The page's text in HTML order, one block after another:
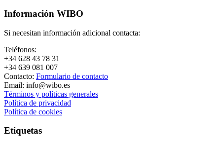
Información WIBO
Si necesitan información adicional contacta:
Teléfonos:
+34 628 43 78 31
+34 639 081 007
Contacto: Formulario de contacto
Email: info@wibo.es
Términos y políticas generales
Política de privacidad
Política de cookies
Etiquetas